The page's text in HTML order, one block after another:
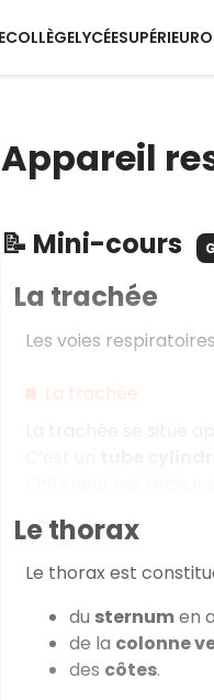
COLLÈGELYCÉESUPÉRIEUR
Appareil
📝 Mini-cours
La trachée
Les voies
La trachée
Le thorax
Le thorax est
du sternumen
de la colonne
des côtes.